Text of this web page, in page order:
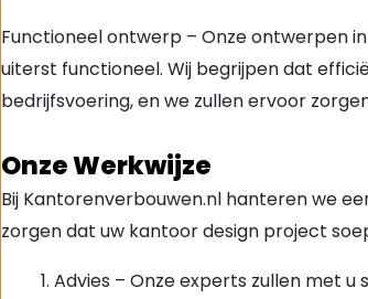
Functioneel ontwerp – Onze ontwerpen
uiterst functioneel. Wij begrijpen dat
bedrijfsvoering, en we zullen ervoor
Onze Werkwijze
Bij Kantorenverbouwen.nl hanteren we
zorgen dat uw kantoor design project
Advies – Onze experts zullen met